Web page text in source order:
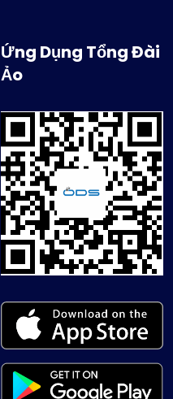
Ứng Dụng Tổng Đài
Ảo